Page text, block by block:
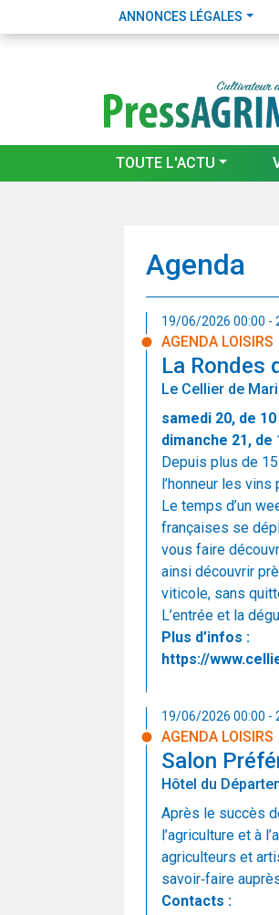
ANNONCES LÉGALES
TOUTE L'ACTU
Agenda
19/06/2026 00:00 -
AGENDA LOISIRS
La Rondes
Le Cellier de
samedi 20, de 10
dimanche 21, de
Depuis plus de
l’honneur les
Le temps d’un
françaises se
vous faire
ainsi découvrir
viticole, sans
L’entrée et la
Plus d’infos :
https://
19/06/2026 00:00 -
AGENDA LOISIRS
Salon
Hôtel du
Après le succès
l’agriculture et à
agriculteurs et
savoir‑faire
Contacts :